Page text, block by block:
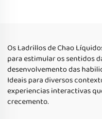
Especiais Autismo
Os Ladrillos de Chao
para estimular os sentidos
desenvolvemento das
Ideais para diversos
experiencias interactivas
crecemento.